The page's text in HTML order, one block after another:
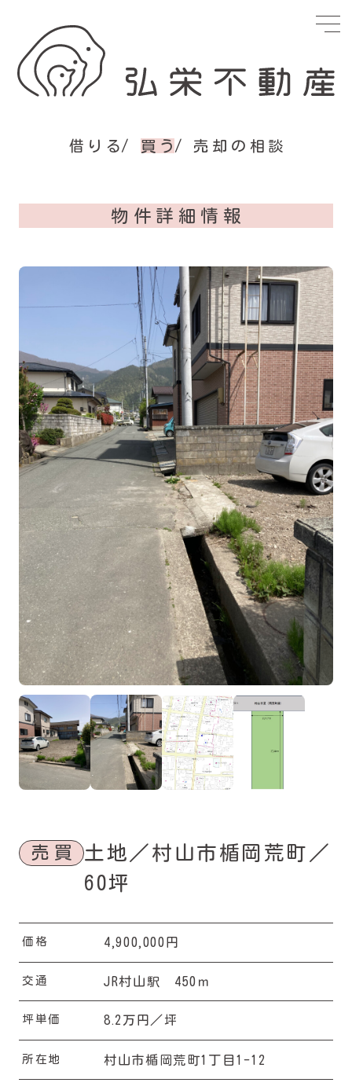
借りる 買う 売却の相談
物件詳細情報
売買
土地／村山市楯岡荒町／
60坪
価格 4,900,000円
交通 JR村山駅 450ｍ
坪単価 8.2万円／坪
所在地 村山市楯岡荒町1丁目1-12